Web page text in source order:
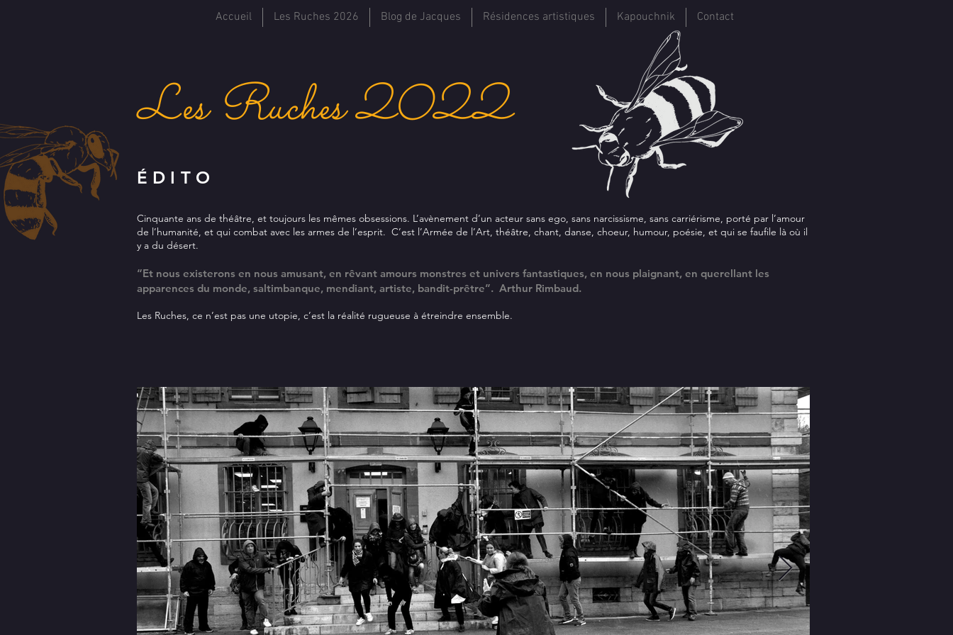
Les Ruches 2022
ÉDITO
Cinquante ans de théâtre, et toujours les mêmes obsessions. L’avènement d’un acteur sans ego, sans narcissisme, sans carriérisme, porté par l’amour
de l’humanité, et qui combat avec les armes de l’esprit. C’est l’Armée de l’Art, théâtre, chant, danse, choeur, humour, poésie, et qui se faufile là où il
y a du désert.
“Et nous existerons en nous amusant, en rêvant amours monstres et univers fantastiques, en nous plaignant, en querellant les
apparences du monde, saltimbanque, mendiant, artiste, bandit-prêtre”. Arthur Rimbaud.
Les Ruches, ce n’est pas une utopie, c’est la réalité rugueuse à étreindre ensemble.
Accueil Les Ruches 2026 Blog de Jacques Résidences artistiques Kapouchnik Contact